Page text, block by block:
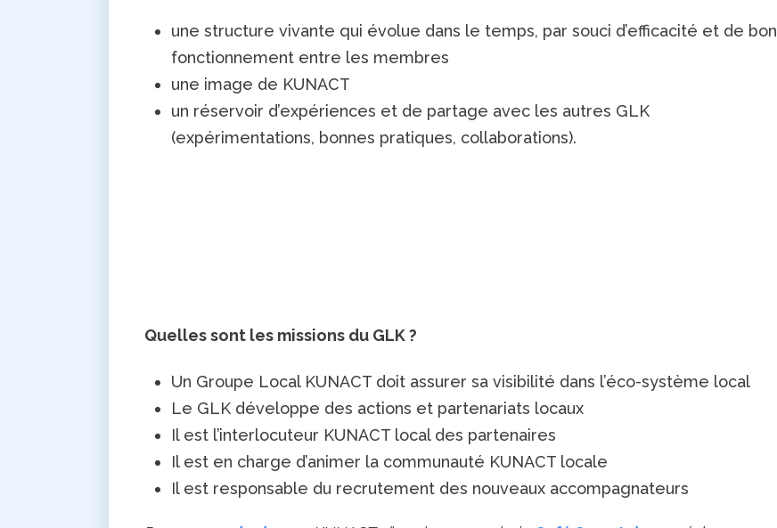
une structure vivante qui évolue dans le temps, par souci d’efficacité et de bon
fonctionnement entre les membres
une image de KUNACT
un réservoir d’expériences et de partage avec les autres GLK
(expérimentations, bonnes pratiques, collaborations).
Quelles sont les missions du GLK ?
Un Groupe Local KUNACT doit assurer sa visibilité dans l’éco-système local
Le GLK développe des actions et partenariats locaux
Il est l’interlocuteur KUNACT local des partenaires
Il est en charge d’animer la communauté KUNACT locale
Il est responsable du recrutement des nouveaux accompagnateurs